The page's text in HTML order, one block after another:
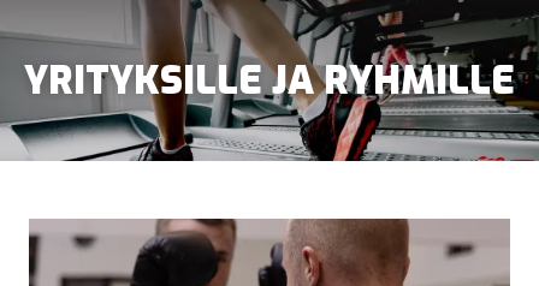
YRITYKSILLE JA RYHMILLE
KUNTOSALI